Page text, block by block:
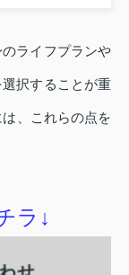
ライフプランや
択することが重
、これらの点を
ラ↓